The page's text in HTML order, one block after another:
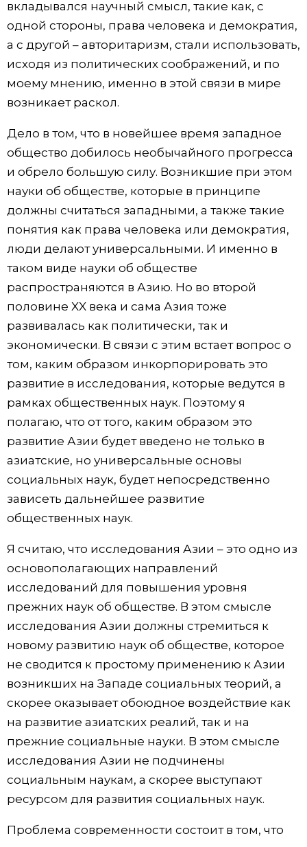
вкладывался научный смысл, такие как, с
одной стороны, права человека и демократия,
а с другой – авторитаризм, стали использовать,
исходя из политических соображений, и по
моему мнению, именно в этой связи в мире
возникает раскол.
Дело в том, что в новейшее время западное
общество добилось необычайного прогресса
и обрело большую силу. Возникшие при этом
науки об обществе, которые в принципе
должны считаться западными, а также такие
понятия как права человека или демократия,
люди делают универсальными. И именно в
таком виде науки об обществе
распространяются в Азию. Но во второй
половине XX века и сама Азия тоже
развивалась как политически, так и
экономически. В связи с этим встает вопрос о
том, каким образом инкорпорировать это
развитие в исследования, которые ведутся в
рамках общественных наук. Поэтому я
полагаю, что от того, каким образом это
развитие Азии будет введено не только в
азиатские, но универсальные основы
социальных наук, будет непосредственно
зависеть дальнейшее развитие
общественных наук.
Я считаю, что исследования Азии – это одно из
основополагающих направлений
исследований для повышения уровня
прежних наук об обществе. В этом смысле
исследования Азии должны стремиться к
новому развитию наук об обществе, которое
не сводится к простому применению к Азии
возникших на Западе социальных теорий, а
скорее оказывает обоюдное воздействие как
на развитие азиатских реалий, так и на
прежние социальные науки. В этом смысле
исследования Азии не подчинены
социальным наукам, а скорее выступают
ресурсом для развития социальных наук.
Проблема современности состоит в том, что